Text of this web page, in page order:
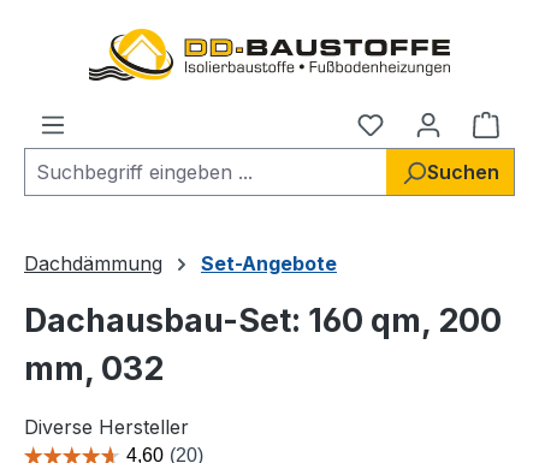
Zum Hauptinhalt springen
Suchen
Du hast 0
Dachdämmung Set-Angebote
Dachausbau-Set: 160 qm, 200
mm, 032
Diverse Hersteller